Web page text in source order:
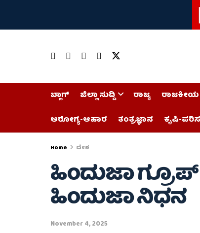
ಬ್ಲಾಗ್ ಜಿಲ್ಲಾ ಸುದ್ದಿ ರಾಜ್ಯ ರಾಜಕೀಯ
ಆರೋಗ್ಯ-ಆಹಾರ
ತಂತ್ರಜ್ಞಾನ ಕೃಷಿ-
Home ದೇಶ
ಹಿಂದುಜಾ
ಹಿಂದುಜಾ ನಿಧನ
November 4, 2025